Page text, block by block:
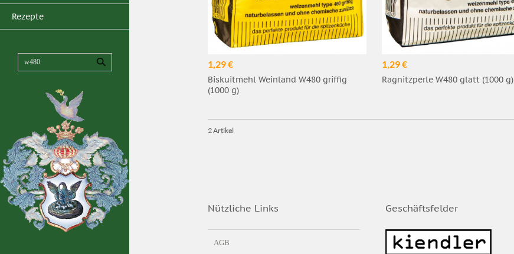
Rezepte
1,29 €
Biskuitmehl Weinland W480 griffig
(1000 g)
1,29 €
Ragnitzperle W480 glatt (1000 g)
2 Artikel
Nützliche Links
AGB
Geschäftsfelder